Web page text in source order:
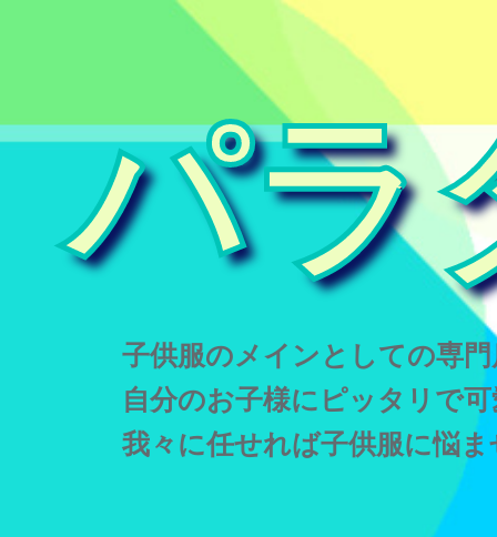
パラ
子供服のメインとしての専
自分のお子様にピッタリで
我々に任せれば子供服に悩